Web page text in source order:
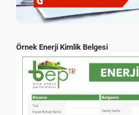
Örnek Enerji Kimlik Belgesi